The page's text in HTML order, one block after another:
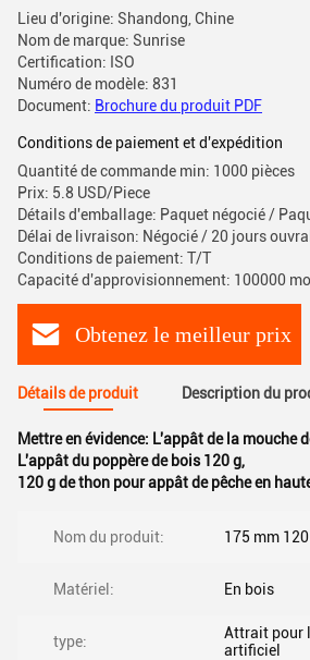
Lieu d'origine: Shandong, Chine
Nom de marque: Sunrise
Certification: ISO
Numéro de modèle: 831
Document: Brochure du produit PDF
Conditions de paiement et d'expédition
Quantité de commande min: 1000 pièces
Prix: 5.8 USD/Piece
Détails d'emballage: Paquet négocié /
Délai de livraison: Négocié / 20 jours
Conditions de paiement: T/T
Capacité d'approvisionnement: 100000
Obtenez le meilleur prix
Détails de produit Description du
Mettre en évidence: L'appât de la mouche
L'appât du poppère de bois 120 g,
120 g de thon pour appât de pêche en
Nom du produit: 175 mm
Matériel: En bois
type:
Attrait pour
artificiel